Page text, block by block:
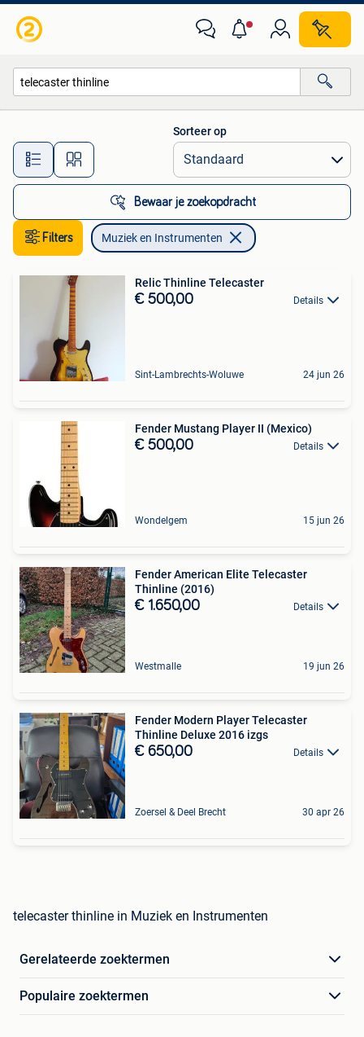
Alle afstanden…
Sorteer op
Bewaar je zoekopdracht
Filters Muziek en Instrumenten
Relic Thinline Telecaster
€ 500,00 Details
Sint-Lambrechts-Woluwe 24 jun 26
Fender Mustang Player II (Mexico)
€ 500,00 Details
Wondelgem 15 jun 26
Fender American Elite Telecaster
Thinline (2016)
€ 1.650,00 Details
Westmalle 19 jun 26
Fender Modern Player Telecaster
Thinline Deluxe 2016 izgs
€ 650,00 Details
Zoersel & Deel Brecht 30 apr 26
telecaster thinline in Muziek en Instrumenten
Gerelateerde zoektermen
Populaire zoektermen